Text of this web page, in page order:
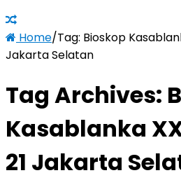
Home/Tag: Bioskop
Jakarta Selatan
Tag Archives:
Kasablanka
21 Jakarta